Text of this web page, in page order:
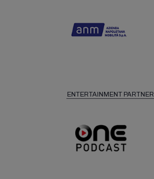
ENTERTAINMENT PARTNER